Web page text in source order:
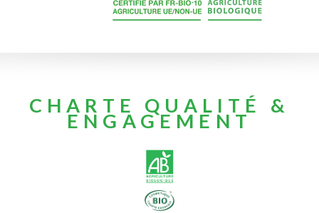
CHARTE QUALITÉ &
ENGAGEMENT